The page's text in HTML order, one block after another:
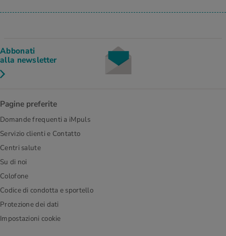
Abbonati
alla newsletter
Pagine preferite
Domande frequenti a iMpuls
Servizio clienti e Contatto
Centri salute
Su di noi
Colofone
Codice di condotta e sportello
Protezione dei dati
Impostazioni cookie